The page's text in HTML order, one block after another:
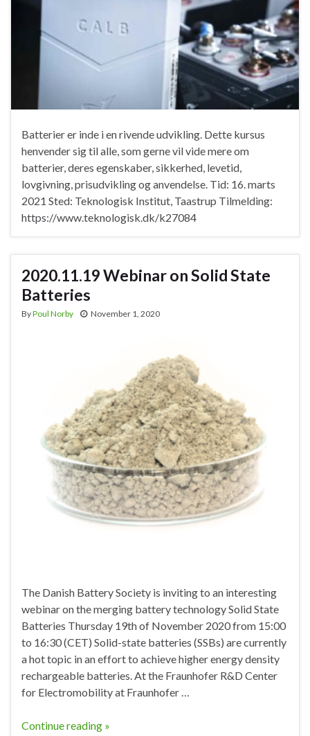
Batterier er inde i en rivende udvikling. Dette kursus
henvender sig til alle, som gerne vil vide mere om
batterier, deres egenskaber, sikkerhed, levetid,
lovgivning, prisudvikling og anvendelse. Tid: 16. marts
2021 Sted: Teknologisk Institut, Taastrup Tilmelding:
https://www.teknologisk.dk/k27084
2020.11.19 Webinar on Solid State
Batteries
ByPoul Norby November 1, 2020
The Danish Battery Society is inviting to an interesting
webinar on the merging battery technology Solid State
Batteries Thursday 19th of November 2020 from 15:00
to 16:30 (CET) Solid-state batteries (SSBs) are currently
a hot topic in an effort to achieve higher energy density
rechargeable batteries. At the Fraunhofer R&D Center
for Electromobility at Fraunhofer …
Continue reading »